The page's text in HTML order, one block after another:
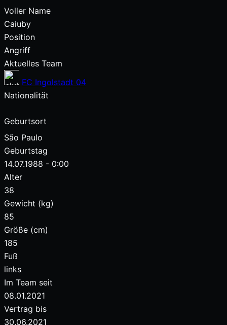
Voller Name
Caiuby
Position
Angriff
Aktuelles Team
FC Ingolstadt 04
Nationalität
Geburtsort
São Paulo
Geburtstag
14.07.1988 - 0:00
Alter
38
Gewicht (kg)
85
Größe (cm)
185
Fuß
links
Im Team seit
08.01.2021
Vertrag bis
30.06.2021